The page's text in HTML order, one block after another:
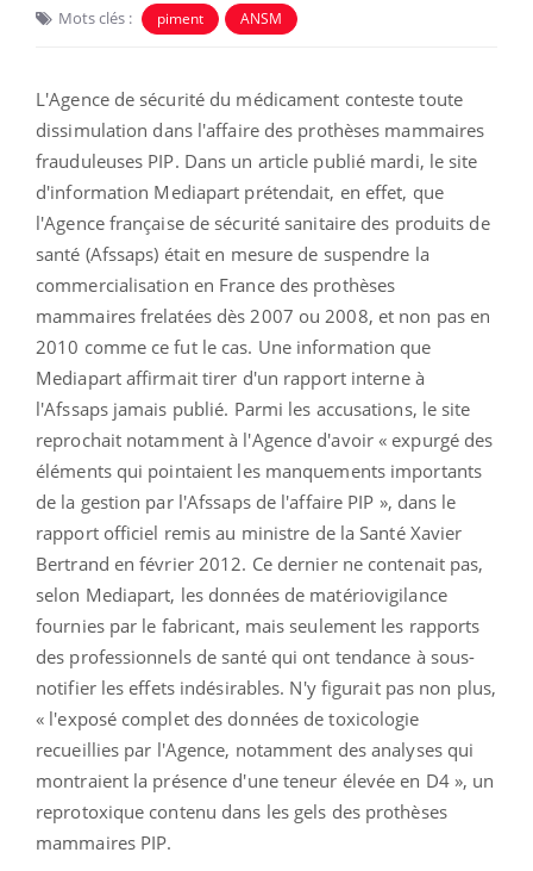
Mots clés : piment ANSM
L'Agence de sécurité du médicament conteste toute
dissimulation dans l'affaire des prothèses mammaires
frauduleuses PIP. Dans un article publié mardi, le site
d'information Mediapart prétendait, en effet, que
l'Agence française de sécurité sanitaire des produits de
santé (Afssaps) était en mesure de suspendre la
commercialisation en France des prothèses
mammaires frelatées dès 2007 ou 2008, et non pas en
2010 comme ce fut le cas. Une information que
Mediapart affirmait tirer d'un rapport interne à
l'Afssaps jamais publié. Parmi les accusations, le site
reprochait notamment à l'Agence d'avoir « expurgé des
éléments qui pointaient les manquements importants
de la gestion par l'Afssaps de l'affaire PIP », dans le
rapport officiel remis au ministre de la Santé Xavier
Bertrand en février 2012. Ce dernier ne contenait pas,
selon Mediapart, les données de matériovigilance
fournies par le fabricant, mais seulement les rapports
des professionnels de santé qui ont tendance à sous-
notifier les effets indésirables. N'y figurait pas non plus,
« l'exposé complet des données de toxicologie
recueillies par l'Agence, notamment des analyses qui
montraient la présence d'une teneur élevée en D4 », un
reprotoxique contenu dans les gels des prothèses
mammaires PIP.